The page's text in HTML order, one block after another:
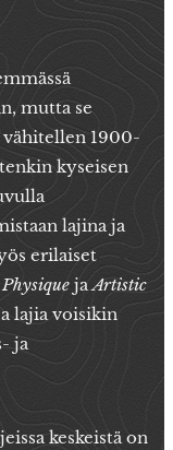
mutta se
vähitellen 1900-
kyseisen
lajina ja
erilaiset
Physique jaArtistic
lajia voisikin
ja
keskeistä on